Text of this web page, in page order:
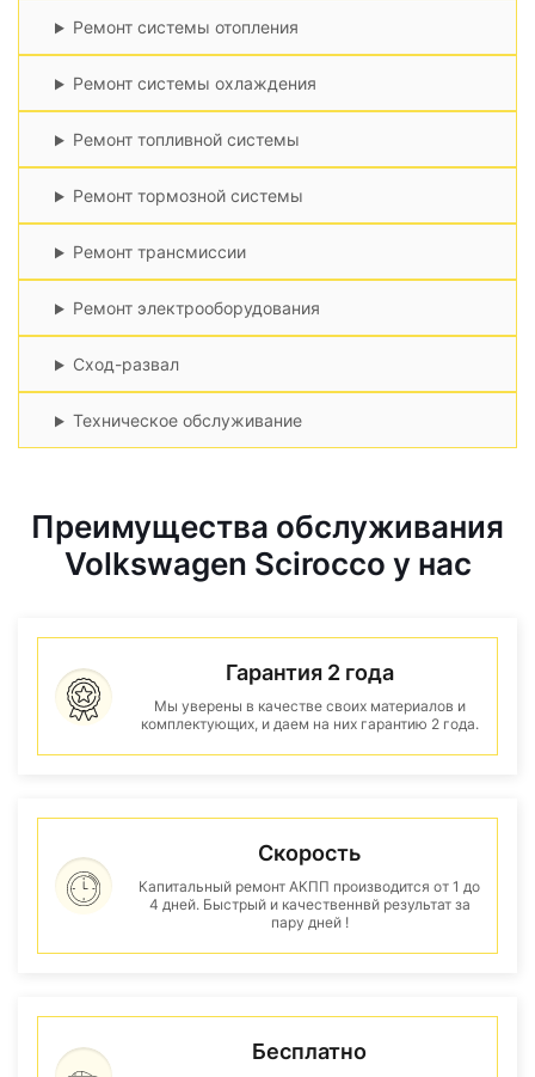
Ремонт системы отопления
Ремонт системы охлаждения
Ремонт топливной системы
Ремонт тормозной системы
Ремонт трансмиссии
Ремонт электрооборудования
Сход-развал
Техническое обслуживание
Преимущества обслуживания
Volkswagen Scirocco у нас
Гарантия 2 года
Мы уверены в качестве своих материалов и
комплектующих, и даем на них гарантию 2 года.
Скорость
Капитальный ремонт АКПП производится от 1 до
4 дней. Быстрый и качественнвй результат за
пару дней !
Бесплатно